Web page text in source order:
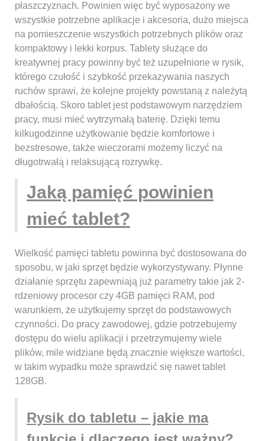
płaszczyznach. Powinien więc być wyposażony we
wszystkie potrzebne aplikacje i akcesoria, dużo miejsca
na pomieszczenie wszystkich potrzebnych plików oraz
kompaktowy i lekki korpus. Tablety służące do
kreatywnej pracy powinny być też uzupełnione w rysik,
którego czułość i szybkość przekazywania naszych
ruchów sprawi, że kolejne projekty powstaną z należytą
dbałością. Skoro tablet jest podstawowym narzędziem
pracy, musi mieć wytrzymałą baterię. Dzięki temu
kilkugodzinne użytkowanie będzie komfortowe i
bezstresowe, także wieczorami możemy liczyć na
długotrwałą i relaksującą rozrywkę.
Jaką pamięć powinien
mieć tablet?
Wielkość pamięci tabletu powinna być dostosowana do
sposobu, w jaki sprzęt będzie wykorzystywany. Płynne
działanie sprzętu zapewniają już parametry takie jak 2-
rdzeniowy procesor czy 4GB pamięci RAM, pod
warunkiem, że użytkujemy sprzęt do podstawowych
czynności. Do pracy zawodowej, gdzie potrzebujemy
dostępu do wielu aplikacji i przetrzymujemy wiele
plików, mile widziane będą znacznie większe wartości,
w takim wypadku może sprawdzić się nawet tablet
128GB.
Rysik do tabletu – jakie ma